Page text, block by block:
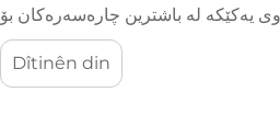
یەکێکە لە باشترین چارەسەرەکان بۆ
Dîtinên din